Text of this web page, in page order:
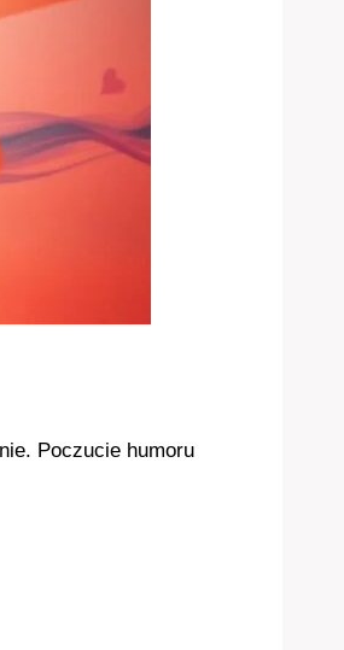
Poczucie humoru